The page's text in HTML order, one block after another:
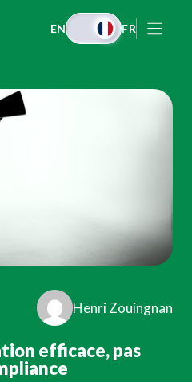
EN FR
Henri Zouingnan
efficace, pas